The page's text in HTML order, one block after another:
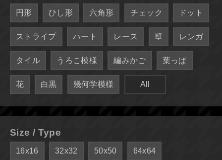
円形 ひし形 六角形 チェック ドット
ストライプ ハート レース 壁 レンガ
タイル うろこ模様 編みかご 葉っぱ
花 白黒 幾何学模様 All
Size / Type
16x16 32x32 50x50 64x64